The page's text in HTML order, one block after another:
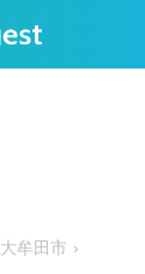
大牟田市